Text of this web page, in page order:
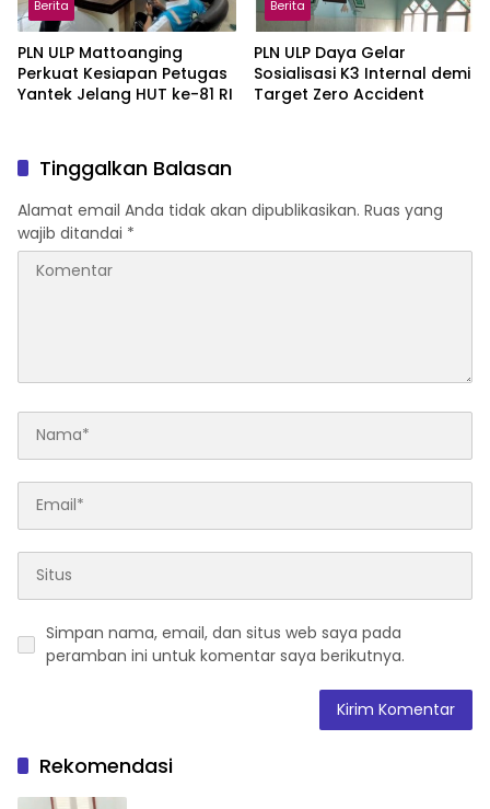
Berita
PLN ULP Mattoanging
Perkuat Kesiapan Petugas
Yantek Jelang HUT ke-81 RI
Berita
PLN ULP Daya Gelar
Sosialisasi K3 Internal demi
Target Zero Accident
Tinggalkan Balasan
Alamat email Anda tidak akan dipublikasikan. Ruas yang
wajib ditandai *
Simpan nama, email, dan situs web saya pada
peramban ini untuk komentar saya berikutnya.
Rekomendasi